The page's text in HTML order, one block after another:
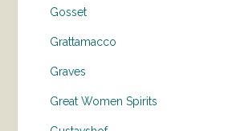
Gosset
Grattamacco
Graves
Great Women Spirits